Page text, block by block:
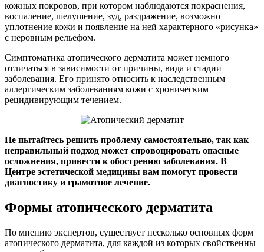
кожных покровов, при котором наблюдаются покраснения,
воспаление, шелушение, зуд, раздражение, возможно
уплотнение кожи и появление на ней характерного «рисунка»
с неровным рельефом.
Симптоматика атопического дерматита может немного
отличаться в зависимости от причины, вида и стадии
заболевания. Его принято относить к наследственным
аллергическим заболеваниям кожи с хроническим
рецидивирующим течением.
Не пытайтесь решить проблему самостоятельно, так как
неправильный подход может спровоцировать опасные
осложнения, привести к обострению заболевания. В
Центре эстетической медицины вам помогут провести
диагностику и грамотное лечение.
Формы атопического дерматита
По мнению экспертов, существует несколько основных форм
атопического дерматита, для каждой из которых свойственны